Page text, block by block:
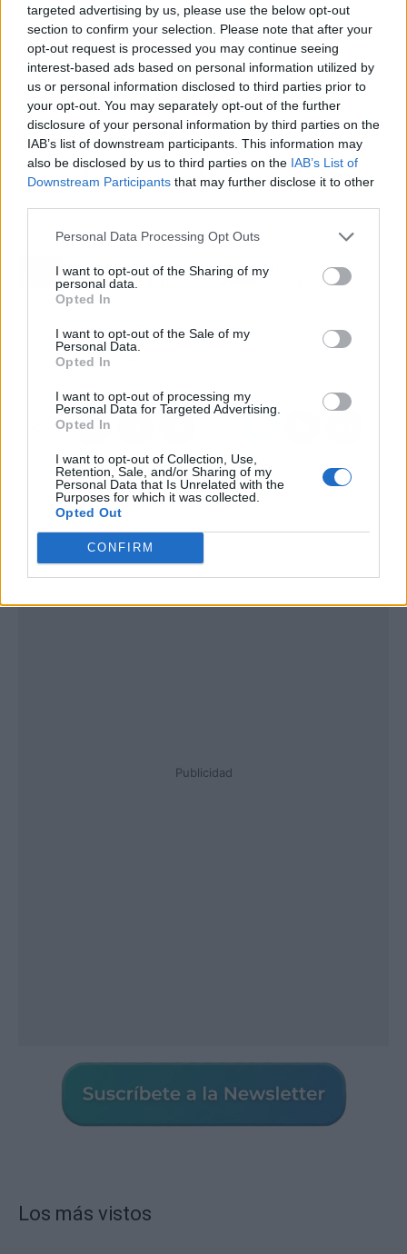
targeted advertising by us, please use the below opt-out
section to confirm your selection. Please note that after your
opt-out request is processed you may continue seeing
interest-based ads based on personal information utilized by
us or personal information disclosed to third parties prior to
your opt-out. You may separately opt-out of the further
disclosure of your personal information by third parties on the
IAB’s list of downstream participants. This information may
also be disclosed by us to third parties on the IAB’s List of
Downstream Participants that may further disclose it to other
Personal Data Processing Opt Outs
I want to opt-out of the Sharing of my
personal data.
Opted In
I want to opt-out of the Sale of my
Personal Data.
Opted In
I want to opt-out of processing my
Personal Data for Targeted Advertising.
Opted In
I want to opt-out of Collection, Use,
Retention, Sale, and/or Sharing of my
Personal Data that Is Unrelated with the
Purposes for which it was collected.
Opted Out
CONFIRM
conLiving Earth , ONG que trabaja por la
protección de la madre tierra y el desarrollo
sostenible, para realizar un proyecto de
repoblación en la comunidad de Macashca en
Huaraz, Perú. El proyecto consiste en la
plantación de más de 500 árboles en la
cordillera de los andes a más de 4.000 m de
altura con especies adaptadas a esta estación.
(Queñual y Pino Radiata).
Artículo anterior
Barcelona e Ibiza
dominan la lista 'The
World's 100 Best Clubs'
los mejores a nivel
internacional
Artículo siguiente
El precio de la luz sube
un 15,4% este jueves,
Publicidad
Los más vistos